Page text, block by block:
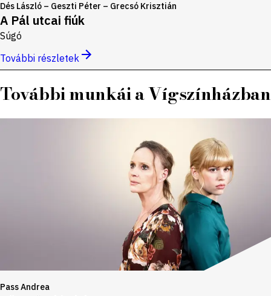
Dés László – Geszti Péter – Grecsó Krisztián
A Pál utcai fiúk
Súgó
További részletek
További munkái a Vígszínházban
Pass Andrea